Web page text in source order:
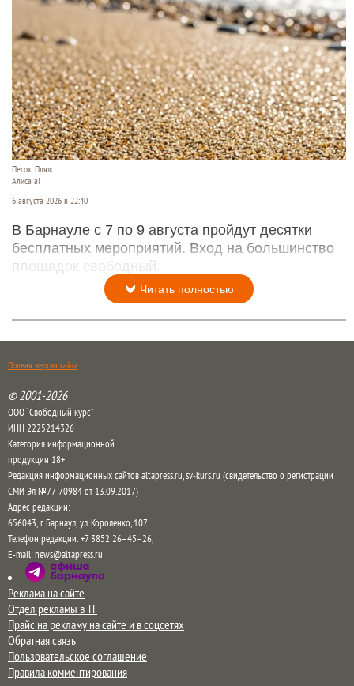
Песок. Пляж.
Алиса ai
6 августа 2026 в 22:40
В Барнауле с 7 по 9 августа пройдут десятки
бесплатных мероприятий. Вход на большинство
площадок свободный.
Читать полностью
Полная версия сайта
© 2001-2026
ООО “Свободный курс”
ИНН 2225214326
Категория информационной
продукции 18+
Редакция информационных сайтов altapress.ru, sv-kurs.ru (свидетельство о регистрации
СМИ Эл №77-70984 от 13.09.2017)
Адрес редакции:
656043,г. Барнаул,ул. Короленко, 107
Телефон редакции:+7 3852 26–45–26,
E-mail:news@altapress.ru
Реклама на сайте
Отдел рекламы в ТГ
Прайс на рекламу на сайте и в соцсетях
Обратная связь
Пользовательское соглашение
Правила комментирования